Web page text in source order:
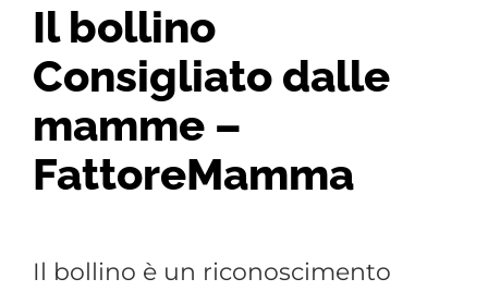
Il bollino
Consigliato dalle
mamme –
FattoreMamma
Il bollino è un riconoscimento